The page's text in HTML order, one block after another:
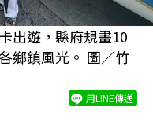
出遊，縣府規畫10
鄉鎮風光。 圖／竹
用LINE傳送